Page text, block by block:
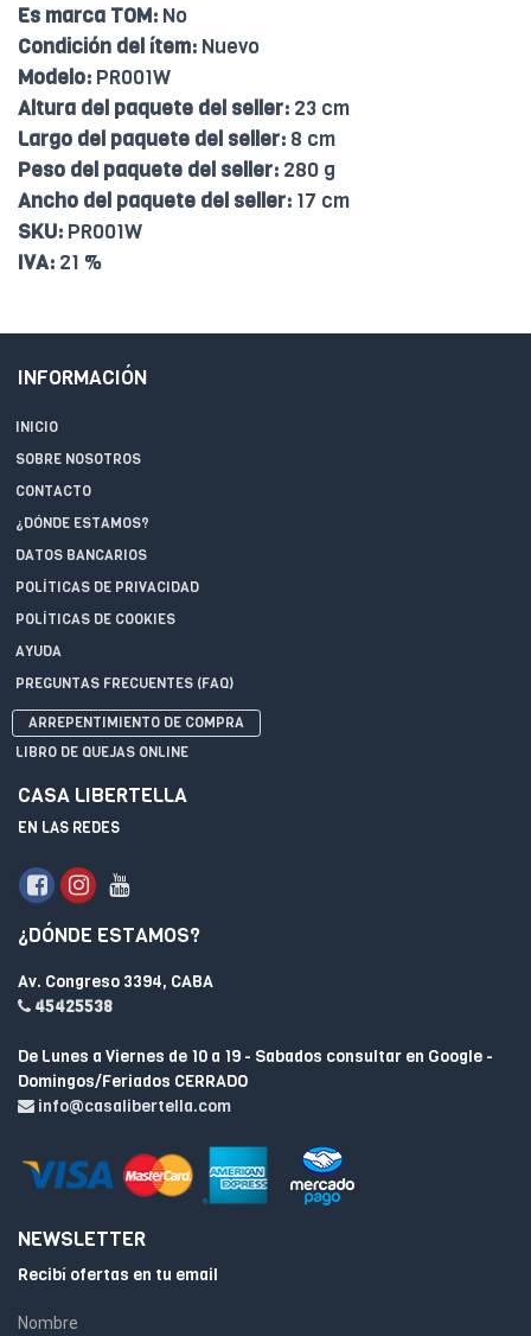
Es marca TOM: No
Condición del ítem: Nuevo
Modelo: PR001W
Altura del paquete del seller: 23 cm
Largo del paquete del seller: 8 cm
Peso del paquete del seller: 280 g
Ancho del paquete del seller: 17 cm
SKU: PR001W
IVA: 21 %
INFORMACIÓN
INICIO
SOBRE NOSOTROS
CONTACTO
¿DÓNDE ESTAMOS?
DATOS BANCARIOS
POLÍTICAS DE PRIVACIDAD
POLÍTICAS DE COOKIES
AYUDA
PREGUNTAS FRECUENTES (FAQ)
ARREPENTIMIENTO DE COMPRA
LIBRO DE QUEJAS ONLINE
CASA LIBERTELLA
EN LAS REDES
¿DÓNDE ESTAMOS?
Av. Congreso 3394, CABA
45425538
De Lunes a Viernes de 10 a 19 - Sabados consultar en Google -
Domingos/Feriados CERRADO
info@casalibertella.com
NEWSLETTER
Recibí ofertas en tu email